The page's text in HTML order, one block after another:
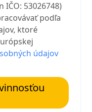
IČO: 53026748)
podľa
ktoré
údajov